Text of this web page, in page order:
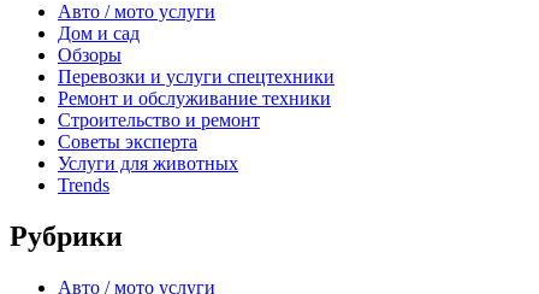
Авто / мото услуги
Дом и сад
Обзоры
Перевозки и услуги спецтехники
Ремонт и обслуживание техники
Строительство и ремонт
Советы эксперта
Услуги для животных
Trends
Рубрики
Авто / мото услуги